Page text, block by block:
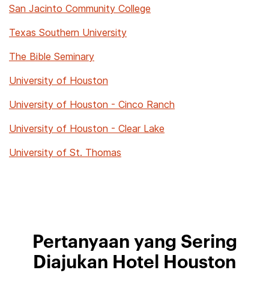
San Jacinto Community College
Texas Southern University
The Bible Seminary
University of Houston
University of Houston - Cinco Ranch
University of Houston - Clear Lake
University of St. Thomas
Pertanyaan yang Sering
Diajukan Hotel Houston